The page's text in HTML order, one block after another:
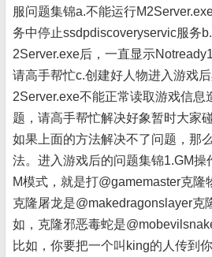
服问题集锦a.不能运行
务中停止ssdpdiscoveryservic服务
2Server.exe后，一直显示
请高手帮忙c.创建好人物进入游戏
2Server.exe不能正常读取游戏信息
题，请高手帮忙解决好象暂时大家
如果上面的方法解决不了问题，那
法。进入游戏后的问题集锦1.GM操
M模式，就是打@gamemaster克隆
克隆屠龙是@makedragonslayer克
如，克隆邪恶毒蛇是
比如，你要把一个叫king的人传到